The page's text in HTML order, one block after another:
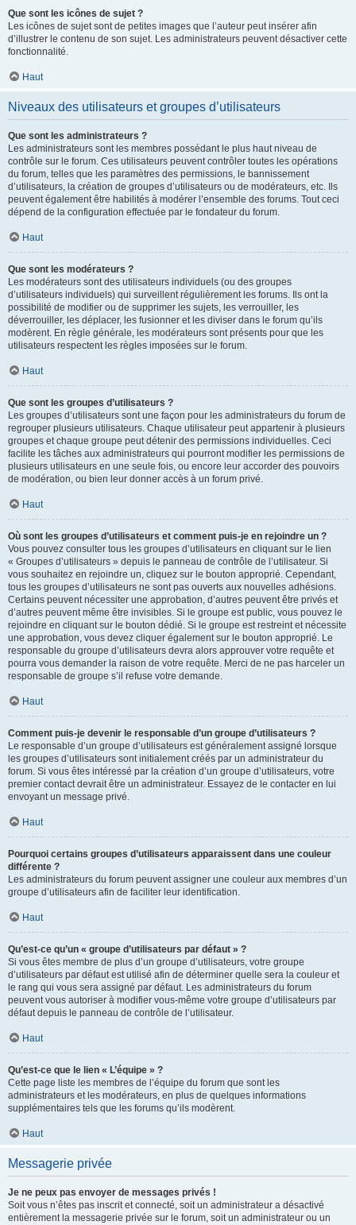
Que sont les icônes de sujet ?
Les icônes de sujet sont de petites images que l’auteur peut insérer afin
d’illustrer le contenu de son sujet. Les administrateurs peuvent désactiver cette
fonctionnalité.
Haut
Niveaux des utilisateurs et groupes d’utilisateurs
Que sont les administrateurs ?
Les administrateurs sont les membres possédant le plus haut niveau de
contrôle sur le forum. Ces utilisateurs peuvent contrôler toutes les opérations
du forum, telles que les paramètres des permissions, le bannissement
d’utilisateurs, la création de groupes d’utilisateurs ou de modérateurs, etc. Ils
peuvent également être habilités à modérer l’ensemble des forums. Tout ceci
dépend de la configuration effectuée par le fondateur du forum.
Haut
Que sont les modérateurs ?
Les modérateurs sont des utilisateurs individuels (ou des groupes
d’utilisateurs individuels) qui surveillent régulièrement les forums. Ils ont la
possibilité de modifier ou de supprimer les sujets, les verrouiller, les
déverrouiller, les déplacer, les fusionner et les diviser dans le forum qu’ils
modèrent. En règle générale, les modérateurs sont présents pour que les
utilisateurs respectent les règles imposées sur le forum.
Haut
Que sont les groupes d’utilisateurs ?
Les groupes d’utilisateurs sont une façon pour les administrateurs du forum de
regrouper plusieurs utilisateurs. Chaque utilisateur peut appartenir à plusieurs
groupes et chaque groupe peut détenir des permissions individuelles. Ceci
facilite les tâches aux administrateurs qui pourront modifier les permissions de
plusieurs utilisateurs en une seule fois, ou encore leur accorder des pouvoirs
de modération, ou bien leur donner accès à un forum privé.
Haut
Où sont les groupes d’utilisateurs et comment puis-je en rejoindre un ?
Vous pouvez consulter tous les groupes d’utilisateurs en cliquant sur le lien
« Groupes d’utilisateurs » depuis le panneau de contrôle de l’utilisateur. Si
vous souhaitez en rejoindre un, cliquez sur le bouton approprié. Cependant,
tous les groupes d’utilisateurs ne sont pas ouverts aux nouvelles adhésions.
Certains peuvent nécessiter une approbation, d’autres peuvent être privés et
d’autres peuvent même être invisibles. Si le groupe est public, vous pouvez le
rejoindre en cliquant sur le bouton dédié. Si le groupe est restreint et nécessite
une approbation, vous devez cliquer également sur le bouton approprié. Le
responsable du groupe d’utilisateurs devra alors approuver votre requête et
pourra vous demander la raison de votre requête. Merci de ne pas harceler un
responsable de groupe s’il refuse votre demande.
Haut
Comment puis-je devenir le responsable d’un groupe d’utilisateurs ?
Le responsable d’un groupe d’utilisateurs est généralement assigné lorsque
les groupes d’utilisateurs sont initialement créés par un administrateur du
forum. Si vous êtes intéressé par la création d’un groupe d’utilisateurs, votre
premier contact devrait être un administrateur. Essayez de le contacter en lui
envoyant un message privé.
Haut
Pourquoi certains groupes d’utilisateurs apparaissent dans une couleur
différente ?
Les administrateurs du forum peuvent assigner une couleur aux membres d’un
groupe d’utilisateurs afin de faciliter leur identification.
Haut
Qu’est-ce qu’un « groupe d’utilisateurs par défaut » ?
Si vous êtes membre de plus d’un groupe d’utilisateurs, votre groupe
d’utilisateurs par défaut est utilisé afin de déterminer quelle sera la couleur et
le rang qui vous sera assigné par défaut. Les administrateurs du forum
peuvent vous autoriser à modifier vous-même votre groupe d’utilisateurs par
défaut depuis le panneau de contrôle de l’utilisateur.
Haut
Qu’est-ce que le lien « L’équipe » ?
Cette page liste les membres de l’équipe du forum que sont les
administrateurs et les modérateurs, en plus de quelques informations
supplémentaires tels que les forums qu’ils modèrent.
Haut
Messagerie privée
Je ne peux pas envoyer de messages privés !
Soit vous n’êtes pas inscrit et connecté, soit un administrateur a désactivé
entièrement la messagerie privée sur le forum, soit un administrateur ou un